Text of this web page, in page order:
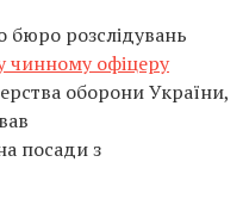
розслідувань
чинному офіцеру
оборони України,
посади з